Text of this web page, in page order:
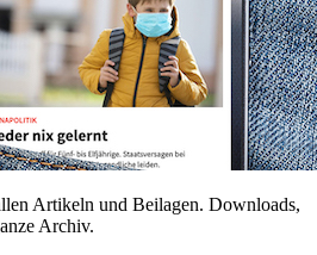
Artikeln und Beilagen. Downloads,
Archiv.